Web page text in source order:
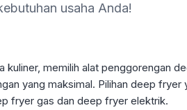
usaha Anda!
kuliner, memilih alat penggorengan
yang maksimal. Pilihan deep
fryer gas dan deep fryer elektrik.